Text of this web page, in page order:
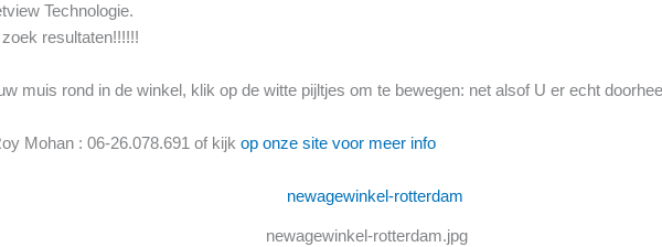
Technologie.
resultaten!!!!!!
muis rond in de winkel, klik op de witte pijltjes om te bewegen: net alsof U er echt
Mohan : 06-26.078.691 of kijk op onze site voor meer info
newagewinkel-rotterdam.jpg